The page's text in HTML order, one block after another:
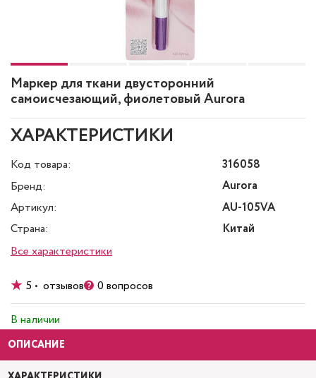
Маркер для ткани двусторонний
самоисчезающий, фиолетовый Aurora
ХАРАКТЕРИСТИКИ
Код товара:
316058
Бренд:
Aurora
Артикул:
AU-105VA
Страна:
Китай
Все характеристики
5 • отзывов 0 вопросов
В наличии
ОПИСАНИЕ